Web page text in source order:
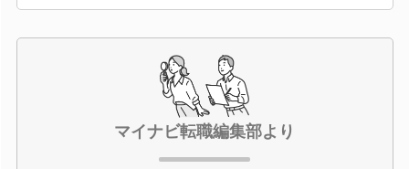
マイナビ転職編集部より